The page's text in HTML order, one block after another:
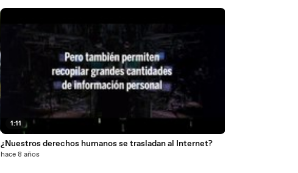
1:11
¿Nuestros derechos humanos se trasladan al Internet?
hace 8 años